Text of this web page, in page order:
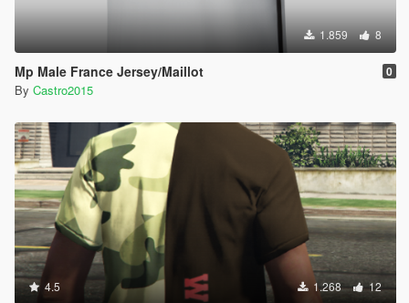
1.859 8
Mp Male France Jersey/Maillot 0
By Castro2015
4.5 1.268 12